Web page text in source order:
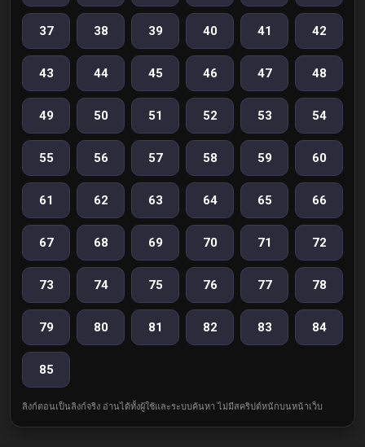
37 38 39 40 41 42
43 44 45 46 47 48
49 50 51 52 53 54
55 56 57 58 59 60
61 62 63 64 65 66
67 68 69 70 71 72
73 74 75 76 77 78
79 80 81 82 83 84
85
ลิงก์ตอนเป็นลิงก์จริง อ่านได้ทั้งผู้ใช้และระบบค้นหา ไม่มีสคริปต์หนักบนหน้าเว็บ